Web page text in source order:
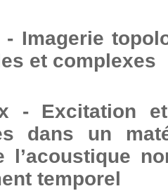
- Imagerie
et complexes
- Excitation
dans un
l’acoustique
temporel